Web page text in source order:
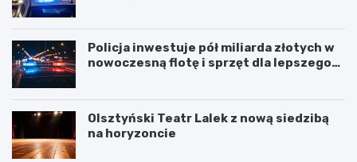
Policja inwestuje pół miliarda złotych w
nowoczesną flotę i sprzęt dla lepszego
Olsztyński Teatr Lalek z nową siedzibą
na horyzoncie